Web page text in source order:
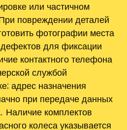
или частичном
повреждении деталей
фотографии места
для фиксации
контактного телефона
службой
адрес назначения
при передаче данных
Наличие комплектов
колеса указывается